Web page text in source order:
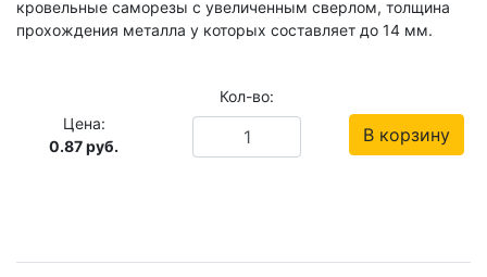
кровельные саморезы с увеличенным сверлом, толщина
прохождения металла у которых составляет до 14 мм.
Цена:
0.87руб.
Кол-во:
В корзину